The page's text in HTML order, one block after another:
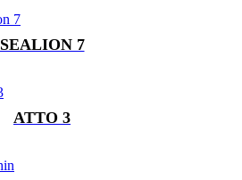
SEALION 7
ATTO 3